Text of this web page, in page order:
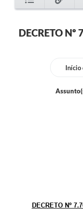
Legislação
DECRETO Nº
Início
DECRETO Nº